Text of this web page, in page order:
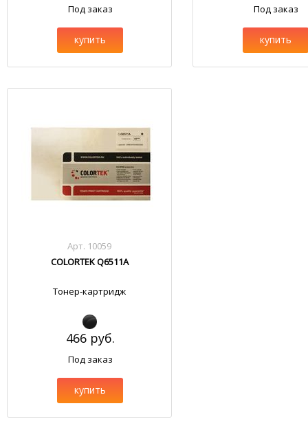
Под заказ
купить
Под заказ
купить
Арт. 10059
COLORTEK Q6511A
Тонер-картридж
466 руб.
Под заказ
купить